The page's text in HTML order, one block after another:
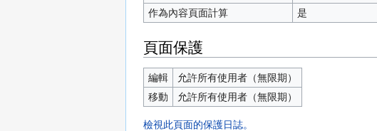
作為內容頁面計算
是
頁面保護
編輯
允許所有使用者（無限期）
移動
允許所有使用者（無限期）
檢視此頁面的保護日誌。